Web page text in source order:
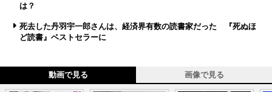
は？
死去した丹羽宇一郎さんは、経済界有数の読書家だった 『死ぬほ
ど読書』ベストセラーに
動画で見る 画像で見る